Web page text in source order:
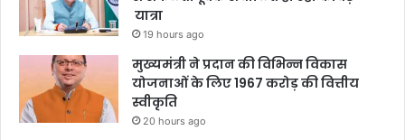
यात्रा
19 hours ago
मुख्यमंत्री ने प्रदान की विभिन्न विकास
योजनाओं के लिए 1967 करोड़ की वित्तीय
स्वीकृति
20 hours ago